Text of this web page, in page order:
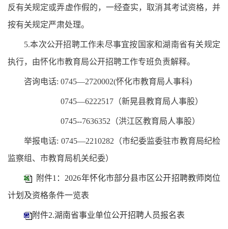
反有关规定或弄虚作假的，一经查实，取消其考试资格，并
按有关规定严肃处理。
5.本次公开招聘工作未尽事宜按国家和湖南省有关规定
执行，由怀化市教育局公开招聘工作专班负责解释。
咨询电话: 0745—2720002(怀化市教育局人事科)
0745—6222517（新晃县教育局人事股）
0745--7636352（洪江区教育局人事股）
举报电话: 0745—2210282（市纪委监委驻市教育局纪检
监察组、市教育局机关纪委）
附件1：2026年怀化市部分县市区公开招聘教师岗位
计划及资格条件一览表
附件2.湖南省事业单位公开招聘人员报名表